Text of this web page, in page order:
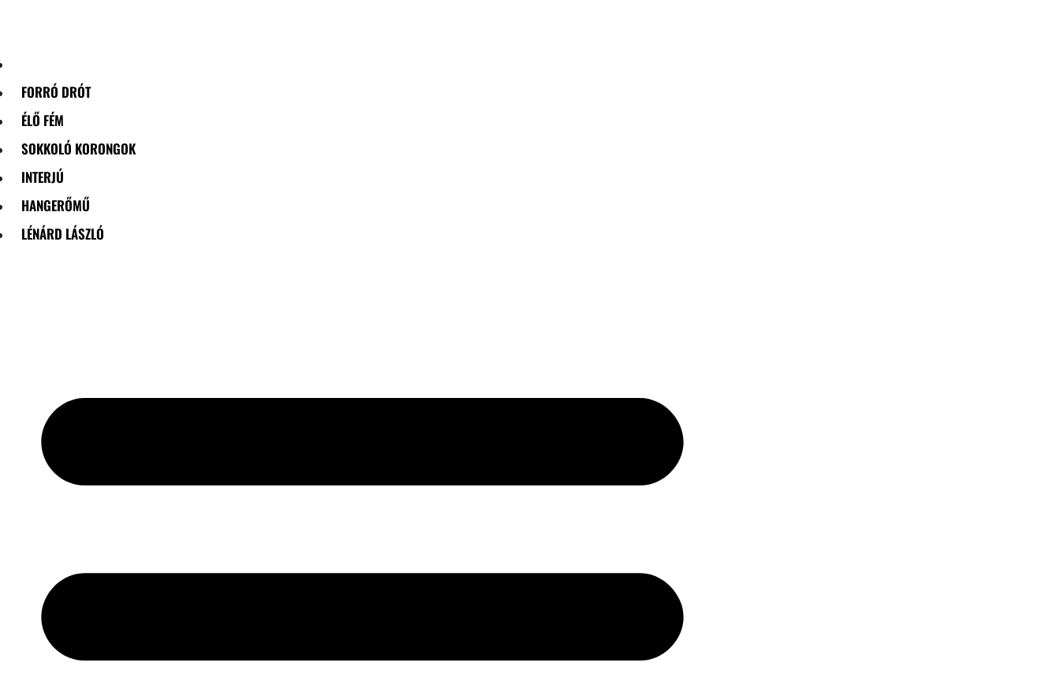
FORRÓ DRÓT
ÉLŐ FÉM
SOKKOLÓ KORONGOK
INTERJÚ
HANGERŐMŰ
LÉNÁRD LÁSZLÓ